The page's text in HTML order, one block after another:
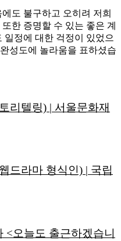
도 불구하고 오히려 저희
한 증명할 수 있는 좋은 계
일정에 대한 걱정이 있었으
성도에 놀라움을 표하셨습
리텔링) | 서울문화재
드라마 형식인) | 국립
<오늘도 출근하겠습니